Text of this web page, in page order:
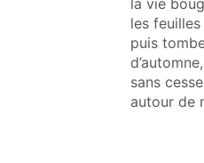
la vie
les
puis
sans
autour de